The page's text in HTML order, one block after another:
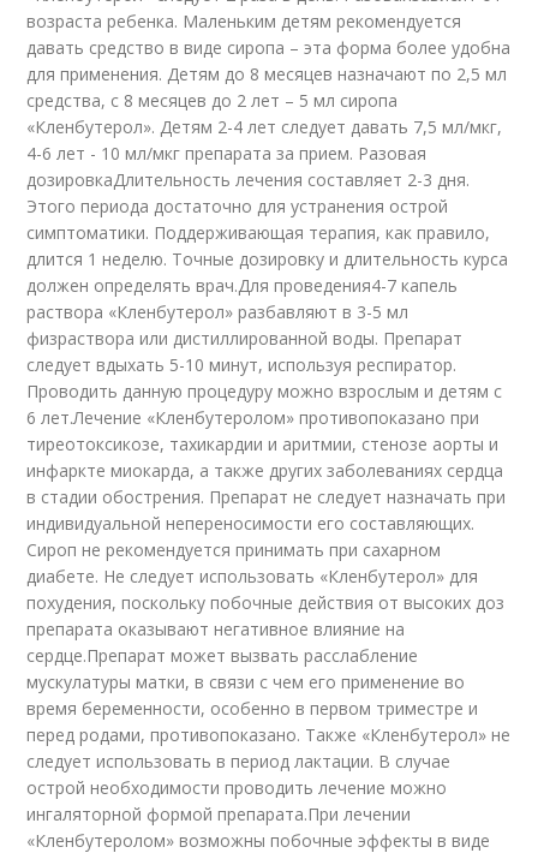
возраста ребенка. Маленьким детям рекомендуется
давать средство в виде сиропа – эта форма более удобна
для применения. Детям до 8 месяцев назначают по 2,5 мл
средства, с 8 месяцев до 2 лет – 5 мл сиропа
«Кленбутерол». Детям 2-4 лет следует давать 7,5 мл/мкг,
4-6 лет - 10 мл/мкг препарата за прием. Разовая
дозировкаДлительность лечения составляет 2-3 дня.
Этого периода достаточно для устранения острой
симптоматики. Поддерживающая терапия, как правило,
длится 1 неделю. Точные дозировку и длительность курса
должен определять врач.Для проведения4-7 капель
раствора «Кленбутерол» разбавляют в 3-5 мл
физраствора или дистиллированной воды. Препарат
следует вдыхать 5-10 минут, используя респиратор.
Проводить данную процедуру можно взрослым и детям с
6 лет.Лечение «Кленбутеролом» противопоказано при
тиреотоксикозе, тахикардии и аритмии, стенозе аорты и
инфаркте миокарда, а также других заболеваниях сердца
в стадии обострения. Препарат не следует назначать при
индивидуальной непереносимости его составляющих.
Сироп не рекомендуется принимать при сахарном
диабете. Не следует использовать «Кленбутерол» для
похудения, поскольку побочные действия от высоких доз
препарата оказывают негативное влияние на
сердце.Препарат может вызвать расслабление
мускулатуры матки, в связи с чем его применение во
время беременности, особенно в первом триместре и
перед родами, противопоказано. Также «Кленбутерол» не
следует использовать в период лактации. В случае
острой необходимости проводить лечение можно
ингаляторной формой препарата.При лечении
«Кленбутеролом» возможны побочные эффекты в виде